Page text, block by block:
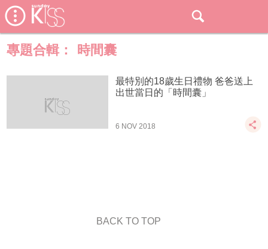
專題合輯： 時間囊
最特別的18歲生日禮物 爸爸送上
出世當日的「時間囊」
6 NOV 2018
BACK TO TOP